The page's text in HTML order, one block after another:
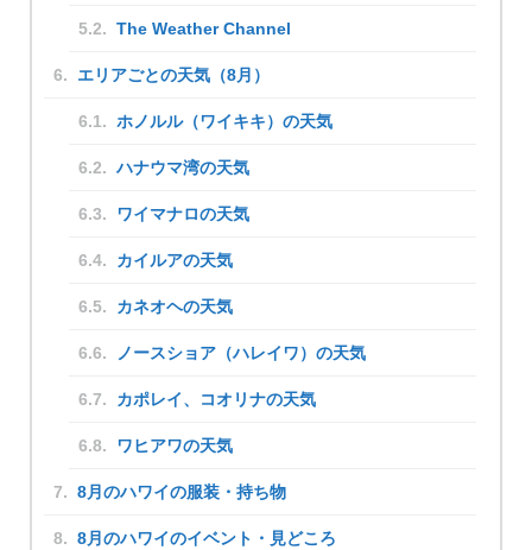
The Weather Channel
エリアごとの天気（8月）
ホノルル（ワイキキ）の天気
ハナウマ湾の天気
ワイマナロの天気
カイルアの天気
カネオヘの天気
ノースショア（ハレイワ）の天気
カポレイ、コオリナの天気
ワヒアワの天気
8月のハワイの服装・持ち物
8月のハワイのイベント・見どころ